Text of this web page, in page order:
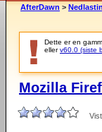
AfterDawn >
Dette er en
ellerv60.0 (siste
Mozilla